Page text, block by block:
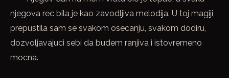
njegova rec bila je kao zavodljiva melodija. U toj magiji,
prepustila sam se svakom osecanju, svakom dodiru,
dozvoljavajuci sebi da budem ranjiva i istovremeno
mocna.